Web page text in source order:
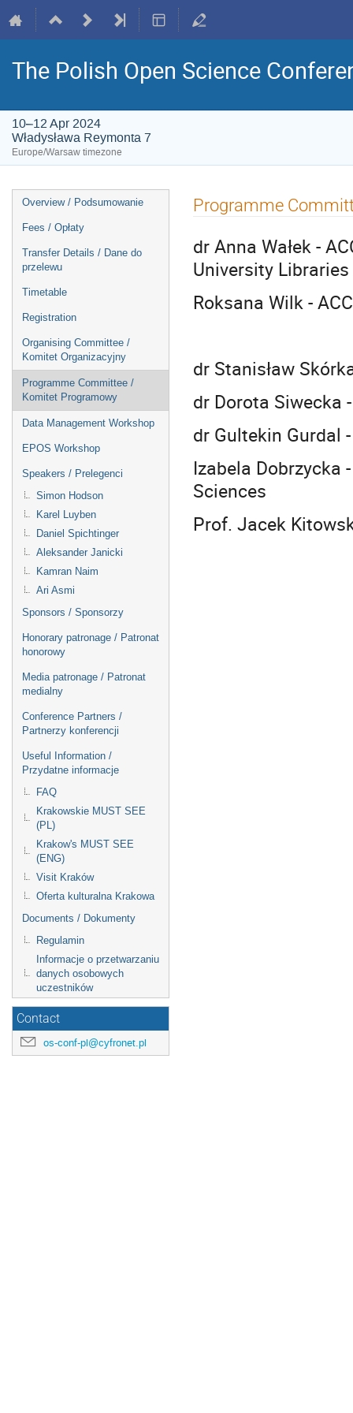
The Polish Open Science
10–12 Apr 2024
Władysława Reymonta 7
Europe/Warsaw timezone
Event
menu
Overview / Podsumowanie
Fees / Opłaty
Transfer Details / Dane do
przelewu
Timetable
Registration
Organising Committee /
Komitet Organizacyjny
Programme Committee /
Komitet Programowy
Data Management Workshop
EPOS Workshop
Speakers / Prelegenci
Simon Hodson
Karel Luyben
Daniel Spichtinger
Aleksander Janicki
Kamran Naim
Ari Asmi
Sponsors / Sponsorzy
Honorary patronage / Patronat
honorowy
Media patronage / Patronat
medialny
Conference Partners /
Partnerzy konferencji
Useful Information /
Przydatne informacje
FAQ
Krakowskie MUST SEE
(PL)
Krakow's MUST SEE
(ENG)
Visit Kraków
Oferta kulturalna Krakowa
Documents / Dokumenty
Regulamin
Informacje o przetwarzaniu
danych osobowych
uczestników
Contact
os-conf-pl@cyfronet.pl
Programme
dr Anna Wałek -
University
Roksana Wilk -
dr Stanisław
dr Dorota Siwecka
dr Gultekin Gurdal
Izabela Dobrzycka
Sciences
Prof. Jacek